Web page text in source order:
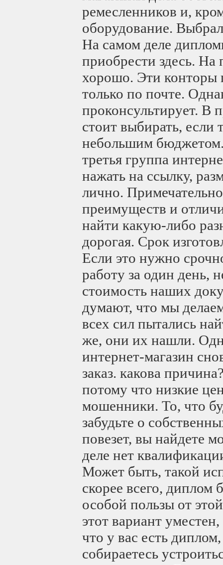
ремесленников и,
оборудование.
На самом деле
приобрести здесь. На
хорошо. Эти конторы
только по почте.
проконсультирует. В
стоит выбирать, если
небольшим бюджетом.
третья группа
нажать на ссылку,
лично.
преимуществ и
найти какую-либо
дорогая. Срок
Если это нужно
работу за один день,
стоимость наших
думают, что мы
всех сил пытались
же, они их нашли.
интернет-магазин
заказ. какова
потому что низкие
мошенники. То, что
забудьте о
повезет, вы найдете
деле нет
Может быть, такой
скорее всего, диплом
особой пользы от
этот вариант
что у вас есть
собираетесь